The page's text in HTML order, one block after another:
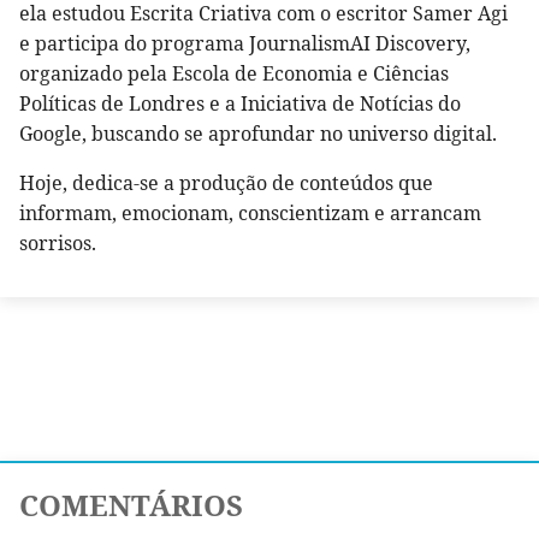
ela estudou Escrita Criativa com o escritor Samer Agi
e participa do programa JournalismAI Discovery,
organizado pela Escola de Economia e Ciências
Políticas de Londres e a Iniciativa de Notícias do
Google, buscando se aprofundar no universo digital.
Hoje, dedica-se a produção de conteúdos que
informam, emocionam, conscientizam e arrancam
sorrisos.
COMENTÁRIOS